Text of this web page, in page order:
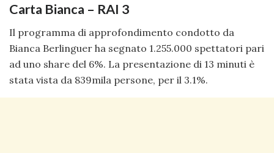
Carta Bianca – RAI 3
Il programma di approfondimento condotto da
Bianca Berlinguer ha segnato 1.255.000 spettatori pari
ad uno share del 6%. La presentazione di 13 minuti è
stata vista da 839mila persone, per il 3.1%.